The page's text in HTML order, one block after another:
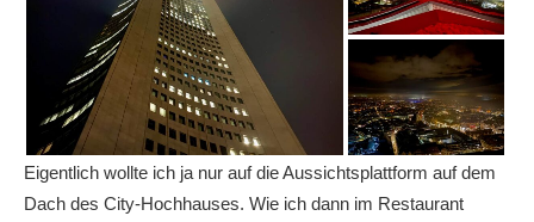
Eigentlich wollte ich ja nur auf die Aussichtsplattform auf dem
Dach des City-Hochhauses. Wie ich dann im Restaurant